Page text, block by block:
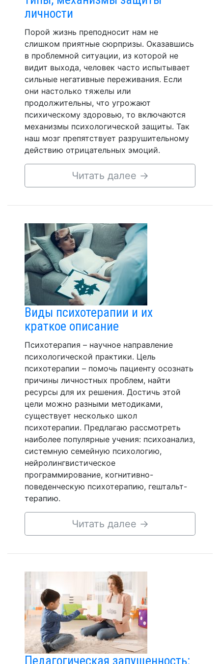
личности
Порой жизнь преподносит нам не
слишком приятные сюрпризы. Оказавшись
в проблемной ситуации, из которой не
видит выхода, человек часто испытывает
сильные негативные переживания. Если
они настолько тяжелы или
продолжительны, что угрожают
психическому здоровью, то включаются
механизмы психологической защиты. Так
наш мозг препятствует разрушительному
действию отрицательных эмоций.
Читать далее →
Виды психотерапии и их
краткое описание
Психотерапия – научное направление
психологической практики. Цель
психотерапии – помочь пациенту осознать
причины личностных проблем, найти
ресурсы для их решения. Достичь этой
цели можно разными методиками,
существует несколько школ
психотерапии. Предлагаю рассмотреть
наиболее популярные учения: психоанализ,
системную семейную психологию,
нейролингвистическое
программирование, когнитивно-
поведенческую психотерапию, гештальт-
терапию.
Читать далее →
Педагогическая запущенность: